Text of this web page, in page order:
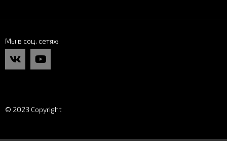
Мы в соц. сетях
© 2023 Copyright